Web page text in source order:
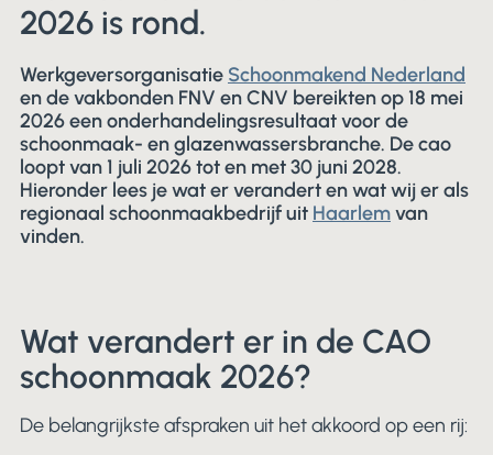
2026 is rond.
Werkgeversorganisatie Schoonmakend Nederland
en de vakbonden FNV en CNV bereikten op 18 mei
2026 een onderhandelingsresultaat voor de
schoonmaak- en glazenwassersbranche. De cao
loopt van 1 juli 2026 tot en met 30 juni 2028.
Hieronder lees je wat er verandert en wat wij er als
regionaal schoonmaakbedrijf uit Haarlemvan
vinden.
Wat verandert er in de CAO
schoonmaak 2026?
De belangrijkste afspraken uit het akkoord op een rij: